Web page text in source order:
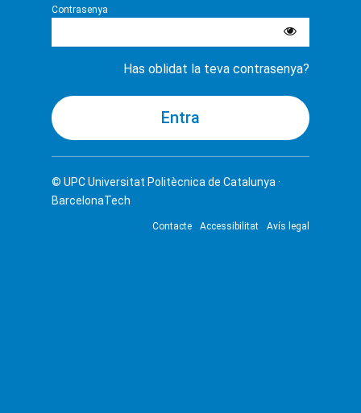
Contrasenya
Has oblidat la teva contrasenya?
© UPCUniversitat Politècnica de Catalunya ·
BarcelonaTech
Contacte Accessibilitat Avís legal